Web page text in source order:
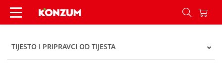
Ledo Savijača s okusom tamne čokolade i
TIJESTO I PRIPRAVCI OD TIJESTA